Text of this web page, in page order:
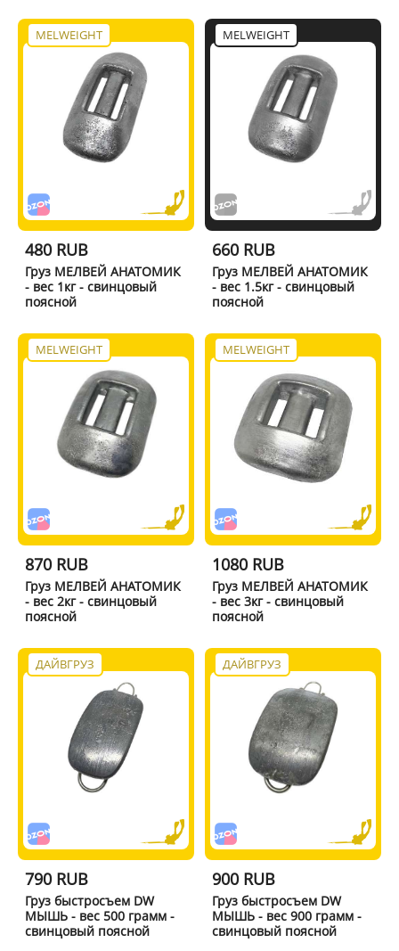
MELWEIGHT
480 RUB
Груз МЕЛВЕЙ АНАТОМИК
- вес 1кг - свинцовый
поясной
MELWEIGHT
660 RUB
Груз МЕЛВЕЙ АНАТОМИК
- вес 1.5кг - свинцовый
поясной
MELWEIGHT
870 RUB
Груз МЕЛВЕЙ АНАТОМИК
- вес 2кг - свинцовый
поясной
MELWEIGHT
1080 RUB
Груз МЕЛВЕЙ АНАТОМИК
- вес 3кг - свинцовый
поясной
ДАЙВГРУЗ
790 RUB
Груз быстросъем DW
МЫШЬ - вес 500 грамм -
свинцовый поясной
ДАЙВГРУЗ
900 RUB
Груз быстросъем DW
МЫШЬ - вес 900 грамм -
свинцовый поясной